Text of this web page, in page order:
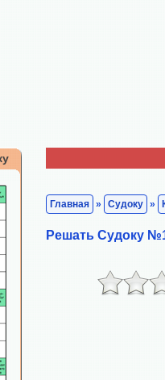
Главная » Судоку »
Решать Судоку